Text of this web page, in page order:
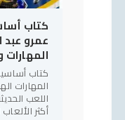
عمرو عبد
المهارات
اللعب
أكثر